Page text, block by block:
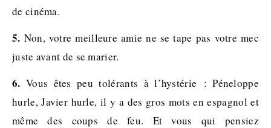
de cinéma.
5. Non, votre meilleure amie ne se tape pas votre mec
juste avant de se marier.
6. Vous êtes peu tolérants à l’hystérie : Péneloppe
hurle, Javier hurle, il y a des gros mots en espagnol et
même des coups de feu. Et vous qui pensiez